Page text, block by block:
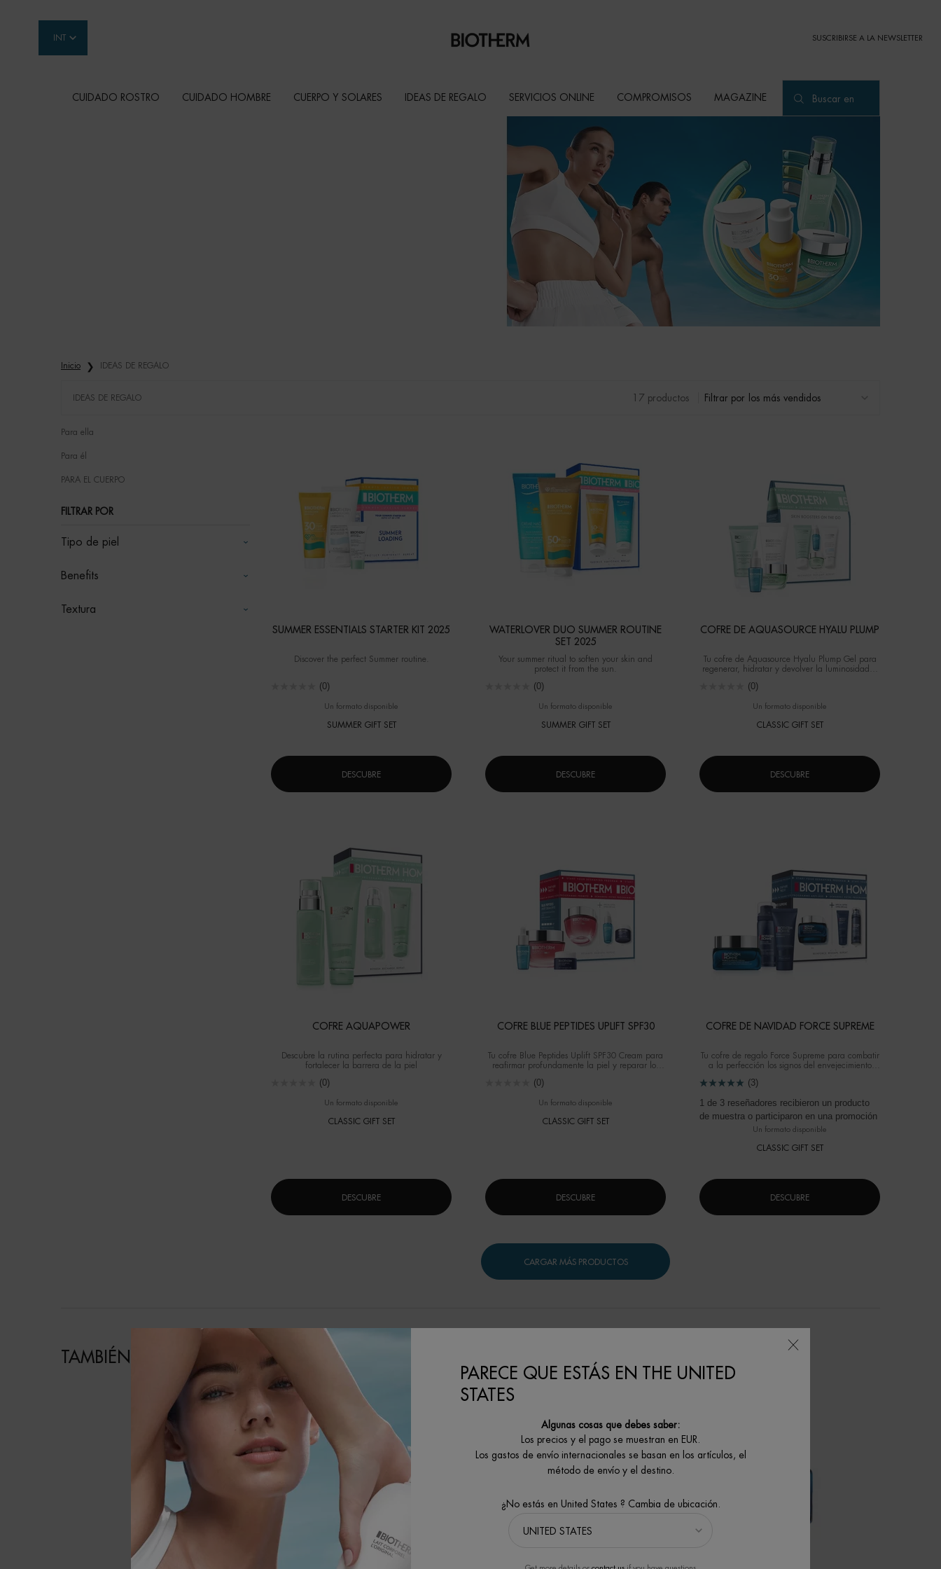
INT SUSCRIBIRSE A LA NEWSLETTER
CUIDADO ROSTRO CUIDADO HOMBRE CUERPO Y SOLARES IDEAS DE REGALO SERVICIOS ONLINE COMPROMISOS MAGAZINE Buscar en
Inicio IDEAS DE REGALO
IDEAS DE REGALO 17 productos Filtrar por
Refinements menu
IDEAS DE REGALO
Para ella
Para él
PARA EL CUERPO
FILTRAR POR
Tipo de piel
Benefits
Textura
SUMMER ESSENTIALS STARTER KIT 2025
Discover the perfect Summer routine.
(0)
Un formato disponible
SUMMER GIFT SET
DESCUBRE
WATERLOVER DUO SUMMER ROUTINE
SET 2025
Your summer ritual to soften your skin and
protect it from the sun.
(0)
Un formato disponible
SUMMER GIFT SET
DESCUBRE
COFRE DE AQUASOURCE HYALU PLUMP
Tu cofre de Aquasource Hyalu Plump Gel para
regenerar, hidratar y devolver la luminosidad a
(0)
Un formato disponible
CLASSIC GIFT SET
DESCUBRE
COFRE AQUAPOWER
Descubre la rutina perfecta para hidratar y
fortalecer la barrera de la piel
(0)
Un formato disponible
CLASSIC GIFT SET
DESCUBRE
COFRE BLUE PEPTIDES UPLIFT SPF30
Tu cofre Blue Peptides Uplift SPF30 Cream para
reafirmar profundamente la piel y reparar los
(0)
Un formato disponible
CLASSIC GIFT SET
DESCUBRE
COFRE DE NAVIDAD FORCE SUPREME
Tu cofre de regalo Force Supreme para combatir
a la perfección los signos del envejecimiento
(3)
1 de 3 reseñadores recibieron un producto
de muestra o participaron en una promoción
Un formato disponible
CLASSIC GIFT SET
DESCUBRE
CARGAR MÁS PRODUCTOS
TAMBIÉN TE PUEDE INTERESAR
PARECE QUE ESTÁS EN THE UNITED
STATES
Algunas cosas que debes saber:
Los precios y el pago se muestran en EUR.
Los gastos de envío internacionales se basan en los artículos, el
método de envío y el destino.
¿No estás en United States ? Cambia de ubicación.